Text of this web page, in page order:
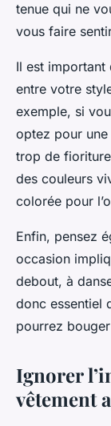
tenue qui ne
vous faire
Il est important
entre votre
exemple, si
optez pour
trop de
des couleurs
colorée pour
Enfin, pensez
occasion
debout, à
donc essentiel
pourrez
Ignorer
vêtement